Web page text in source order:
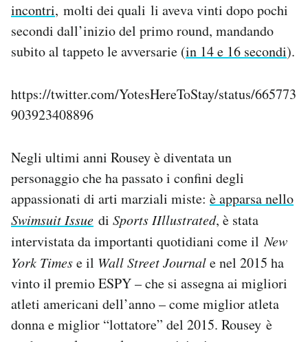
incontri, molti dei quali li aveva vinti dopo pochi
secondi dall’inizio del primo round, mandando
subito al tappeto le avversarie (in 14 e 16 secondi).
https://twitter.com/YotesHereToStay/status/665773
903923408896
Negli ultimi anni Rousey è diventata un
personaggio che ha passato i confini degli
appassionati di arti marziali miste: è apparsa nello
Swimsuit Issue di Sports IIllustrated, è stata
intervistata da importanti quotidiani come ilNew
York Timese il Wall Street Journale nel 2015 ha
vinto il premio ESPY – che si assegna ai migliori
atleti americani dell’anno – come miglior atleta
donna e miglior “lottatore” del 2015. Rousey è